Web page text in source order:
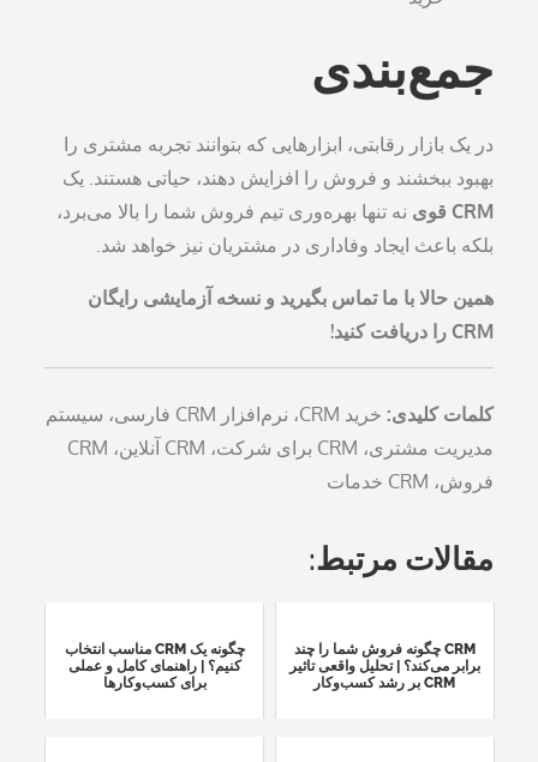
جمع‌بندی
در یک بازار رقابتی، ابزارهایی که بتوانند تجربه مشتری را
بهبود ببخشند و فروش را افزایش دهند، حیاتی هستند. یک
CRM قوی
نه تنها بهره‌وری تیم فروش شما را بالا می‌برد،
بلکه باعث ایجاد وفاداری در مشتریان نیز خواهد شد.
همین حالا با ما تماس بگیرید و نسخه آزمایشی رایگان
CRM را دریافت کنید!
کلمات کلیدی:
خرید CRM، نرم‌افزار CRM فارسی، سیستم
مدیریت مشتری، CRM برای شرکت، CRM آنلاین، CRM
فروش، CRM خدمات
مقالات مرتبط:
CRM چگونه فروش شما را چند
برابر می‌کند؟ | تحلیل واقعی تاثیر
CRM بر رشد کسب‌وکار
چگونه یک CRM مناسب انتخاب
کنیم؟ | راهنمای کامل و عملی
برای کسب‌وکارها